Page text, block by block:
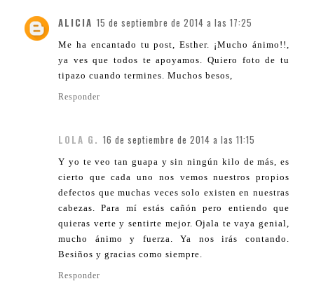
ALICIA 15 de septiembre de 2014 a las 17:25
Me ha encantado tu post, Esther. ¡Mucho ánimo!!,
ya ves que todos te apoyamos. Quiero foto de tu
tipazo cuando termines. Muchos besos,
Responder
LOLA G. 16 de septiembre de 2014 a las 11:15
Y yo te veo tan guapa y sin ningún kilo de más, es
cierto que cada uno nos vemos nuestros propios
defectos que muchas veces solo existen en nuestras
cabezas. Para mí estás cañón pero entiendo que
quieras verte y sentirte mejor. Ojala te vaya genial,
mucho ánimo y fuerza. Ya nos irás contando.
Besiños y gracias como siempre.
Responder